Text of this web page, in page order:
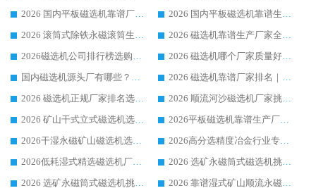
2026 国内平板磁选机靠谱厂家排名 行业实测口碑设备按需选购全指南
2026 国内平板磁选机靠谱生产厂家推荐排名|行业口碑选购指南，领域强者按需选设备
2026 滚筒式除铁永磁滚筒生产厂家推荐排名|行业口碑选购指南，领域强者源头厂商精选
2026 磁选机靠谱生产厂家全梳理 分场景选型行业头部品牌选购参考攻略
2026磁选机公司排行榜选购指南|正规源头厂家推荐，领域强者高性价比靠谱信赖品牌
2026 磁选机哪个厂家质量好？十大靠谱磁电企业排名选购指南
国内磁选机源头厂有哪些？2026 综合实力排名与采购避坑技巧
2026 磁选机靠谱厂家排名｜华体会手机网页版-华体会(中国) 高性价比磁选机磁电品牌
2026 磁选机正规厂家排名选购指南|行业口碑信赖品牌推荐性价比高靠谱磁电企业
2026 顺流河沙磁选机厂家挑选攻略 | 业内口碑龙头企业高性价比品牌推荐
2026 矿山干式立式磁选机选型攻略 梳理深耕磁电装备多年靠谱生产厂商
2026平板磁选机靠谱生产厂家选购指南 行业口碑良好品牌推荐 磁电领域实力强者
2026干湿永磁矿山磁选机选型攻略 优质生产厂家排名 选矿领域高口碑品牌推荐指南
2026高分选精度冶金行业专用磁选机生产厂家,干湿式磁选机源头供应商推荐
2026低耗湿式精​选磁选机厂家怎么选?湿式精选磁选机供应商，行业认可度较高生产厂家华体会手机网页版-华体会(中国) 全面解析
2026 选矿永磁筒式磁选机挑选指南 华体会手机网页版-华体会(中国) 推荐品牌行业口碑佳实力突出
2026 选矿永磁筒式磁选机挑选干货：华体会手机网页版-华体会(中国) 源头厂，绿色高效实力出众
2026 靠谱湿式矿山顺流永磁筒式磁选机选购，国内专业生产厂家华体会手机网页版-华体会(中国) 综合实力出众